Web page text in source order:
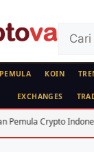
untuk:
PEMULA KOIN
EXCHANGES
Indonesia yang
Perlu
Bitcoin